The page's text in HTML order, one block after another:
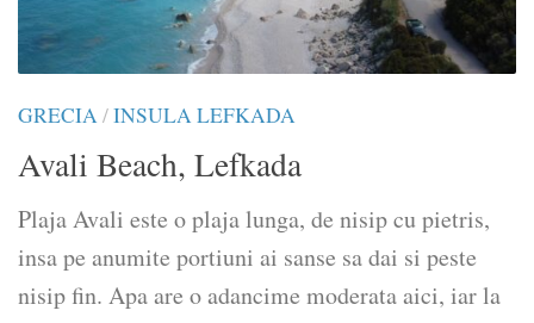
GRECIA/INSULA LEFKADA
Avali Beach, Lefkada
Plaja Avali este o plaja lunga, de nisip cu pietris,
insa pe anumite portiuni ai sanse sa dai si peste
nisip fin. Apa are o adancime moderata aici, iar la